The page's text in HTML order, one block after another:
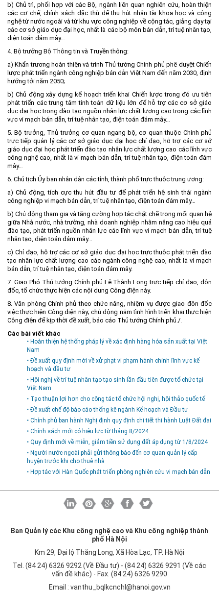
b) Chủ trì, phối hợp với các Bộ, ngành liên quan nghiên cứu, hoàn thiện
các cơ chế, chính sách đặc thù để thu hút nhân tài khoa học và công
nghệ từ nước ngoài và từ khu vực công nghiệp về cộng tác, giảng dạy tại
các cơ sở giáo dục đại học, nhất là các bộ môn bán dẫn, trí tuệ nhân tạo,
điện toán đám mây…
4. Bộ trưởng Bộ Thông tin và Truyền thông:
a) Khẩn trương hoàn thiện và trình Thủ tướng Chính phủ phê duyệt Chiến
lược phát triển ngành công nghiệp bán dẫn Việt Nam đến năm 2030, định
hướng tới năm 2050;
b) Chủ động xây dựng kế hoạch triển khai Chiến lược trong đó ưu tiên
phát triển các trung tâm tính toán dữ liệu lớn để hỗ trợ các cơ sở giáo
dục đại học trong đào tạo nguồn nhân lực chất lượng cao trong các lĩnh
vực vi mạch bán dẫn, trí tuệ nhân tạo, điện toán đám mây…
5. Bộ trưởng, Thủ trưởng cơ quan ngang bộ, cơ quan thuộc Chính phủ
trực tiếp quản lý các cơ sở giáo dục đại học chỉ đạo, hỗ trợ các cơ sở
giáo dục đại học phát triển đào tạo nhân lực chất lượng cao các lĩnh vực
công nghệ cao, nhất là vi mạch bán dẫn, trí tuệ nhân tạo, điện toán đám
mây…
6. Chủ tịch Ủy ban nhân dân các tỉnh, thành phố trực thuộc trung ương:
a) Chủ động, tích cực thu hút đầu tư để phát triển hệ sinh thái ngành
công nghiệp vi mạch bán dẫn, trí tuệ nhân tạo, điện toán đám mây…
b) Chủ động tham gia và tăng cường hợp tác chặt chẽ trong mối quan hệ
giữa Nhà nước, nhà trường, nhà doanh nghiệp nhằm nâng cao hiệu quả
đào tạo, phát triển nguồn nhân lực các lĩnh vực vi mạch bán dẫn, trí tuệ
nhân tạo, điện toán đám mây…
c) Chỉ đạo, hỗ trợ các cơ sở giáo dục đại học trực thuộc phát triển đào
tạo nhân lực chất lượng cao các ngành công nghệ cao, nhất là vi mạch
bán dẫn, trí tuệ nhân tạo, điện toán đám mây.
7. Giao Phó Thủ tướng Chính phủ Lê Thành Long trực tiếp chỉ đạo, đôn
đốc, tổ chức thực hiện các nội dung Công điện này.
8. Văn phòng Chính phủ theo chức năng, nhiệm vụ được giao đôn đốc
việc thực hiện Công điện này; chủ động nắm tình hình triển khai thực hiện
Công điện để kịp thời đề xuất, báo cáo Thủ tướng Chính phủ./.
Các bài viết khác
• Hoàn thiện hệ thống pháp lý về xác định hàng hóa sản xuất tại Việt
Nam
• Đề xuất quy định mới về xử phạt vi phạm hành chính lĩnh vực kế
hoạch và đầu tư
• Hội nghị về trí tuệ nhân tạo tạo sinh lần đầu tiên được tổ chức tại
Việt Nam
• Tạo thuận lợi hơn cho công tác tổ chức hội nghị, hội thảo quốc tế
• Đề xuất chế độ báo cáo thống kê ngành Kế hoạch và Đầu tư
• Chính phủ ban hành Nghị định quy định chi tiết thi hành Luật Đất đai
• Chính sách mới có hiệu lực từ tháng 8/2024
• Quy định mới về miễn, giảm tiền sử dụng đất áp dụng từ 1/8/2024
• Người nước ngoài phải gửi thông báo đến cơ quan quản lý cấp
huyện trước khi cho thuê nhà
• Hợp tác với Hàn Quốc phát triển phòng nghiên cứu vi mạch bán dẫn
Ban Quản lý các Khu công nghệ cao và Khu công nghiệp thành
phố Hà Nội
Km 29, Đại lộ Thăng Long, Xã Hòa Lạc, TP. Hà Nội
Tel. (84 24) 6326 9292 (Về Đầu tư) - (84 24) 6326 9291 (Về các
vấn đề khác) - Fax. (84 24) 6326 9290
Email : vanthu_bqlkcnchl@hanoi.gov.vn